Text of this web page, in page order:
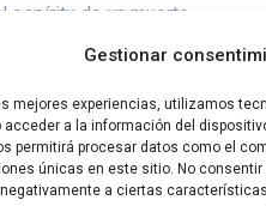
Gestionar
mejores experiencias, utilizamos
acceder a la información del
permitirá procesar datos como el
únicas en este sitio. No
a ciertas
espíritu de un muerto,